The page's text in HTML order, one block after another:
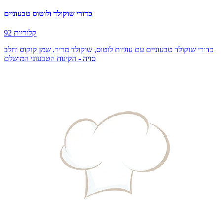
כדורי שוקולד ולוטוס טבעוניים
92 קלוריות
כדורי שוקולד טבעוניים עם עוגיות לוטוס, שוקולד מריר, שמן קוקוס וחלב
סויה - הקינוח הטבעוני המושלם